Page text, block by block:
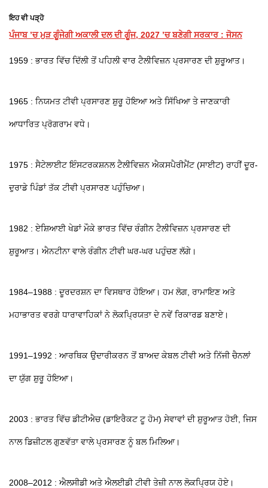
ਇਹ ਵੀ ਪੜ੍ਹੋ
ਪੰਜਾਬ ’ਚ ਮੁੜ ਗੂੰਜੇਗੀ ਅਕਾਲੀ ਦਲ ਦੀ ਗੂੰਜ, 2027 ’ਚ ਬਣੇਗੀ ਸਰਕਾਰ : ਜੋਸਨ
1959 : ਭਾਰਤ ਵਿੱਚ ਦਿੱਲੀ ਤੋਂ ਪਹਿਲੀ ਵਾਰ ਟੈਲੀਵਿਜ਼ਨ ਪ੍ਰਸਾਰਣ ਦੀ ਸ਼ੁਰੂਆਤ।
1965 : ਨਿਯਮਤ ਟੀਵੀ ਪ੍ਰਸਾਰਣ ਸ਼ੁਰੂ ਹੋਇਆ ਅਤੇ ਸਿੱਖਿਆ ਤੇ ਜਾਣਕਾਰੀ
ਆਧਾਰਿਤ ਪ੍ਰੋਗਰਾਮ ਵਧੇ।
1975 : ਸੈਟੇਲਾਈਟ ਇੰਸਟਰਕਸ਼ਨਲ ਟੈਲੀਵਿਜ਼ਨ ਐਕਸਪੈਰੀਮੈਂਟ (ਸਾਈਟ) ਰਾਹੀਂ ਦੂਰ-
ਦੁਰਾਡੇ ਪਿੰਡਾਂ ਤੱਕ ਟੀਵੀ ਪ੍ਰਸਾਰਣ ਪਹੁੰਚਿਆ।
1982 : ਏਸ਼ਿਆਈ ਖੇਡਾਂ ਮੌਕੇ ਭਾਰਤ ਵਿੱਚ ਰੰਗੀਨ ਟੈਲੀਵਿਜ਼ਨ ਪ੍ਰਸਾਰਣ ਦੀ
ਸ਼ੁਰੂਆਤ। ਐਨਟੀਨਾ ਵਾਲੇ ਰੰਗੀਨ ਟੀਵੀ ਘਰ-ਘਰ ਪਹੁੰਚਣ ਲੱਗੇ।
1984–1988 : ਦੂਰਦਰਸ਼ਨ ਦਾ ਵਿਸਥਾਰ ਹੋਇਆ। ਹਮ ਲੋਗ, ਰਾਮਾਇਣ ਅਤੇ
ਮਹਾਭਾਰਤ ਵਰਗੇ ਧਾਰਾਵਾਹਿਕਾਂ ਨੇ ਲੋਕਪ੍ਰਿਯਤਾ ਦੇ ਨਵੇਂ ਰਿਕਾਰਡ ਬਣਾਏ।
1991–1992 : ਆਰਥਿਕ ਉਦਾਰੀਕਰਨ ਤੋਂ ਬਾਅਦ ਕੇਬਲ ਟੀਵੀ ਅਤੇ ਨਿੱਜੀ ਚੈਨਲਾਂ
ਦਾ ਯੁੱਗ ਸ਼ੁਰੂ ਹੋਇਆ।
2003 : ਭਾਰਤ ਵਿੱਚ ਡੀਟੀਐਚ (ਡਾਇਰੈਕਟ ਟੂ ਹੋਮ) ਸੇਵਾਵਾਂ ਦੀ ਸ਼ੁਰੂਆਤ ਹੋਈ, ਜਿਸ
ਨਾਲ ਡਿਜ਼ੀਟਲ ਗੁਣਵੱਤਾ ਵਾਲੇ ਪ੍ਰਸਾਰਣ ਨੂੰ ਬਲ ਮਿਲਿਆ।
2008–2012 : ਐਲਸੀਡੀ ਅਤੇ ਐਲਈਡੀ ਟੀਵੀ ਤੇਜ਼ੀ ਨਾਲ ਲੋਕਪ੍ਰਿਯ ਹੋਏ।